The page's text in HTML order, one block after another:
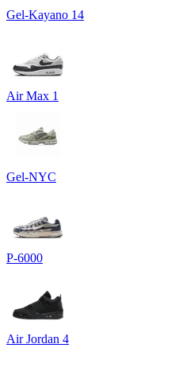
Gel-Kayano 14
Air Max 1
Gel-NYC
P-6000
Air Jordan 4